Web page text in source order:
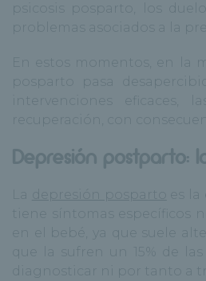
psicosis posparto, los
problemas asociados a la
En estos momentos, en la
posparto pasa
intervenciones
recuperación, con
Depresión postparto:
La depresión posparto
es
tiene síntomas específicos
en el bebé, ya que suele
que la sufren un 15% de
diagnosticar ni por tanto a